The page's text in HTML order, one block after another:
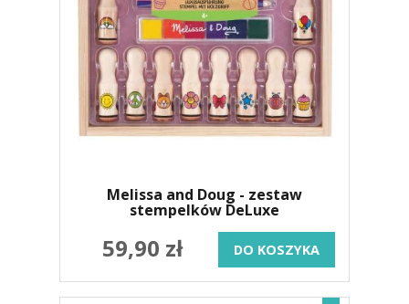
Melissa and Doug - zestaw
stempelków DeLuxe
59,90 zł DO KOSZYKA